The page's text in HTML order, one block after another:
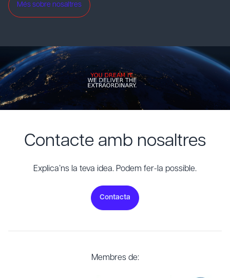
Més sobre nosaltres
Contacte amb nosaltres
Explica’ns la teva idea. Podem fer-la possible.
Contacta
Membres de: